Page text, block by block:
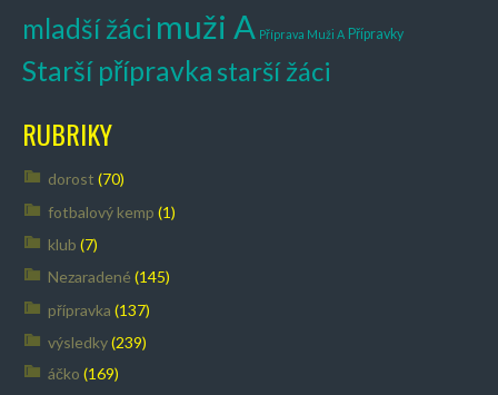
mladší žáci muži A Příprava Muži A Přípravky
Starší přípravka starší žáci
RUBRIKY
dorost (70)
fotbalový kemp (1)
klub (7)
Nezaradené (145)
přípravka (137)
výsledky(239)
áčko (169)